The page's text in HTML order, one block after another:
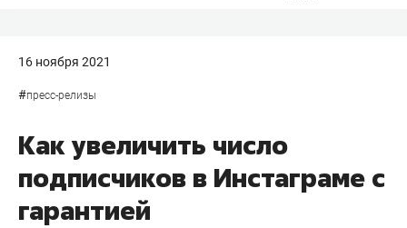
16 ноября 2021
#пресс-релизы
Как увеличить число
подписчиков в Инстаграме с
гарантией